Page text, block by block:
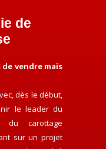
de
vendre mais
dès le début,
le leader du
carottage
sur un projet